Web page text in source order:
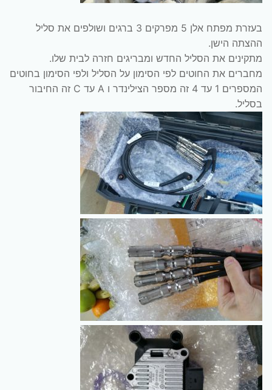
בעזרת מפתח אלן 5 מפרקים 3 ברגים ושולפים את סליל
ההצתה הישן.
מתקינים את הסליל החדש ומבריגים חזרה לבית שלו.
מחברים את החוטים לפי הסימון על הסליל ולפי הסימון בחוטים
המספרים 1 עד 4 זה מספר הצילינדר ו A עד C זה החיבור
בסליל.